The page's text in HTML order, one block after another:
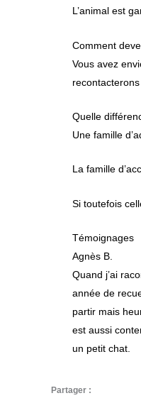
L’animal est
Comment
Vous avez
Quelle
Une famille
La famille
Si toutefois
Témoignages
Agnès B.
Quand j’ai
année de
partir mais
est aussi
un petit chat.
Partager :